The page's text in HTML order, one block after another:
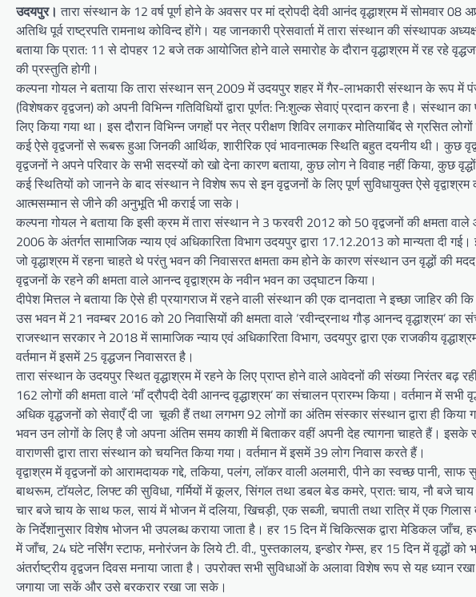
उदयपुर। तारा संस्थान के 12 वर्ष पूर्ण होने के अवसर पर मां द्रोपदी देवी आनंद वृद्धाश्रम में सोमवार
अतिथि पूर्व राष्ट्रपति रामनाथ कोविन्द होंगे। यह जानकारी प्रेसवार्ता में तारा संस्थान की संस्थापक
बताया कि प्रात: 11 से दोपहर 12 बजे तक आयोजित होने वाले समारोह के दौरान वृद्धाश्रम में रह रहे
की प्रस्तुति होगी।
कल्पना गोयल ने बताया कि तारा संस्थान सन् 2009 में उदयपुर शहर में गैर-लाभकारी संस्थान के रूप में
(विशेषकर वृद्वजन) को अपनी विभिन्न गतिविधियों द्वारा पूर्णत: नि:शुल्क सेवाएं प्रदान करना है। संस्थान
लिए किया गया था। इस दौरान विभिन्न जगहों पर नेत्र परीक्षण शिविर लगाकर मोतियाबिंद से ग्रसित
कई ऐसे वृद्वजनों से रूबरू हुआ जिनकी आर्थिक, शारीरिक एवं भावनात्मक स्थिति बहुत दयनीय थी।
वृद्वजनों ने अपने परिवार के सभी सदस्यों को खो देना कारण बताया, कुछ लोग ने विवाह नहीं किया, कुछ
कई स्थितियों को जानने के बाद संस्थान ने विशेष रूप से इन वृद्वजनों के लिए पूर्ण सुविधायुक्त ऐसे
आत्मसम्मान से जीने की अनुभूति भी कराई जा सके।
कल्पना गोयल ने बताया कि इसी क्रम में तारा संस्थान ने 3 फरवरी 2012 को 50 वृद्वजनों की क्षमता
2006 के अंतर्गत सामाजिक न्याय एवं अधिकारिता विभाग उदयपुर द्वारा 17.12.2013 को मान्यता
जो वृद्धाश्रम में रहना चाहते थे परंतु भवन की निवासरत क्षमता कम होने के कारण संस्थान उन वृद्धों की
वृद्वजनों के रहने की क्षमता वाले आनन्द वृद्वाश्रम के नवीन भवन का उद्घाटन किया।
दीपेश मित्तल ने बताया कि ऐसे ही प्रयागराज में रहने वाली संस्थान की एक दानदाता ने इच्छा जाहिर की
उस भवन में 21 नवम्बर 2016 को 20 निवासियों की क्षमता वाले ‘रवीन्द्रनाथ गौड़ आनन्द वृद्धाश्रम’
राजस्थान सरकार ने 2018 में सामाजिक न्याय एवं अधिकारिता विभाग, उदयपुर द्वारा एक राजकीय
वर्तमान में इसमें 25 वृद्धजन निवासरत है।
तारा संस्थान के उदयपुर स्थित वृद्धाश्रम में रहने के लिए प्राप्त होने वाले आवेदनों की संख्या निरंतर बढ़
162 लोगों की क्षमता वाले ‘माँ द्रौपदी देवी आनन्द वृद्धाश्रम’ का संचालन प्रारम्भ किया। वर्तमान में
अधिक वृद्धजनों को सेवाएँ दी जा चूकी हैं तथा लगभग 92 लोगों का अंतिम संस्कार संस्थान द्वारा ही किया
भवन उन लोगों के लिए है जो अपना अंतिम समय काशी में बिताकर वहीं अपनी देह त्यागना चाहते हैं। इसके
वाराणसी द्वारा तारा संस्थान को चयनित किया गया। वर्तमान में इसमें 39 लोग निवास करते हैं।
वृद्वाश्रम में वृद्वजनों को आरामदायक गद्दे, तकिया, पलंग, लॉकर वाली अलमारी, पीने का स्वच्छ पानी,
बाथरूम, टॉयलेट, लिफ्ट की सुविधा, गर्मियों में कूलर, सिंगल तथा डबल बेड कमरे, प्रात: चाय, नौ बजे
चार बजे चाय के साथ फल, सायं में भोजन में दलिया, खिचड़ी, एक सब्जी, चपाती तथा रात्रि में एक
के निर्देशानुसार विशेष भोजन भी उपलब्ध कराया जाता है। हर 15 दिन में चिकित्सक द्वारा मेडिकल
में जाँच, 24 घंटे नर्सिंग स्टाफ, मनोरंजन के लिये टी. वी., पुस्तकालय, इन्डोर गेम्स, हर 15 दिन में वृद्धों
अंतर्राष्ट्रीय वृद्वजन दिवस मनाया जाता है। उपरोक्त सभी सुविधाओं के अलावा विशेष रूप से यह ध्यान
जगाया जा सकें और उसे बरकरार रखा जा सके।